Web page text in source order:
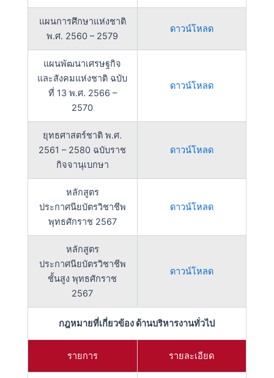
แผนการศึกษาแห่งชาติ
พ.ศ. 2560 – 2579
ดาวน์โหลด
แผนพัฒนาเศรษฐกิจ
และสังคมแห่งชาติ ฉบับ
ที่ 13 พ.ศ. 2566 –
2570
ดาวน์โหลด
ยุทธศาสตร์ชาติ พ.ศ.
2561 – 2580 ฉบับราช
กิจจานุเบกษา
ดาวน์โหลด
หลักสูตร
ประกาศนียบัตรวิชาชีพ
พุทธศักราช 2567
ดาวน์โหลด
หลักสูตร
ประกาศนียบัตรวิชาชีพ
ชั้นสูง พุทธศักราช
2567
ดาวน์โหลด
กฎหมายที่เกี่ยวข้อง ด้านบริหารงานทั่วไป
รายการ รายละเอียด